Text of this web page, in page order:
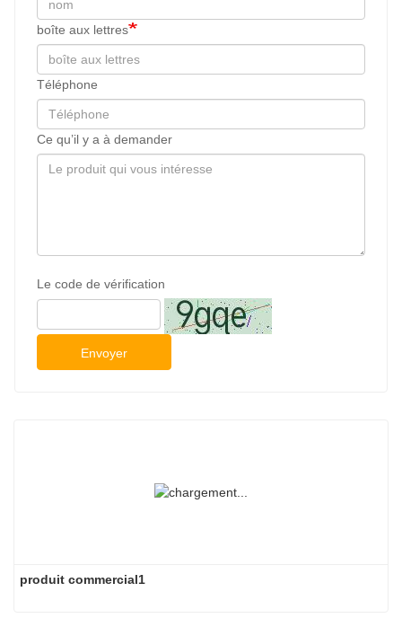
boîte aux lettres
Téléphone
Ce qu’il y a à demander
Le code de vérification
Envoyer
produit commercial1